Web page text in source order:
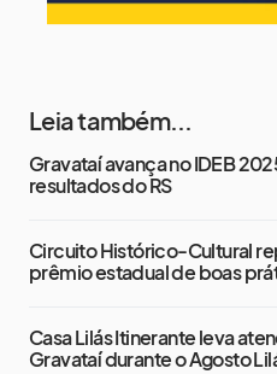
Leia também...
Gravataí avança no IDEB
resultados do RS
Circuito Histórico-Cultural
prêmio estadual de boas
Casa Lilás Itinerante leva
Gravataí durante o Agosto